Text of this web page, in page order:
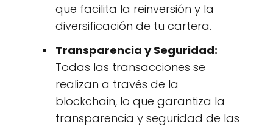
que facilita la reinversión y la
diversificación de tu cartera.
Transparencia y Seguridad:
Todas las transacciones se
realizan a través de la
blockchain, lo que garantiza la
transparencia y seguridad de las